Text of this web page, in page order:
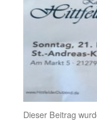
Dieser Beitrag